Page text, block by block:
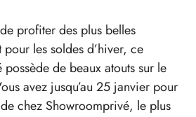
profiter des plus belles
pour les soldes d’hiver, ce
de beaux atouts sur le
avez jusqu’au 25 janvier pour
chez Showroomprivé, le plus